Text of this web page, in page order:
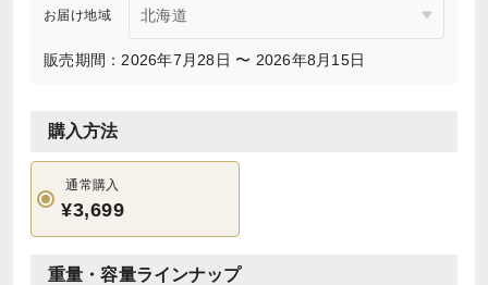
お届け地域
販売期間：2026年7月28日 〜 2026年8月15日
購入方法
通常購入
¥3,699
重量・容量ラインナップ